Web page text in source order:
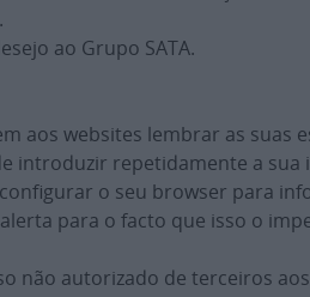
ao Grupo SATA.
aos websites lembrar as suas
introduzir repetidamente a sua
o seu browser para
para o facto que isso o
não autorizado de terceiros